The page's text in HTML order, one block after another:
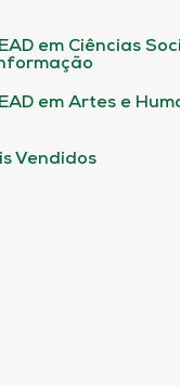
em Ciências
em Artes e
Vendidos